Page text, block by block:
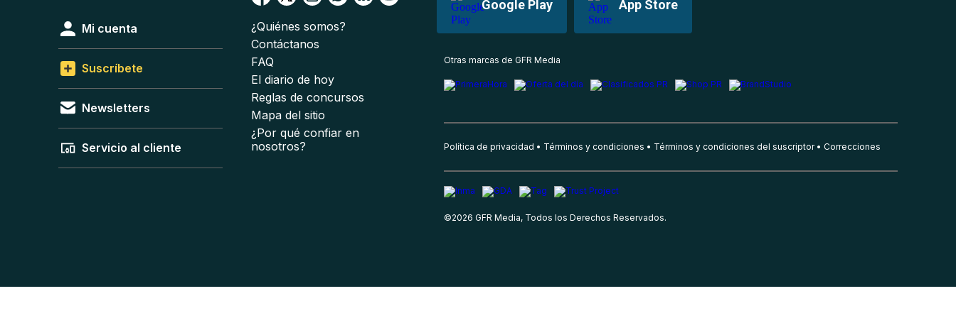
Google Play App Store
Mi cuenta
Suscríbete
Newsletters
Servicio al cliente
¿Quiénes somos?
Contáctanos
FAQ
El diario de hoy
Reglas de concursos
Mapa del sitio
¿Por qué confiar en
nosotros?
Otras marcas de GFR Media
Política de privacidad Términos y condiciones Términos y condiciones del suscriptor Correcciones
©2026 GFR Media, Todos los Derechos Reservados.